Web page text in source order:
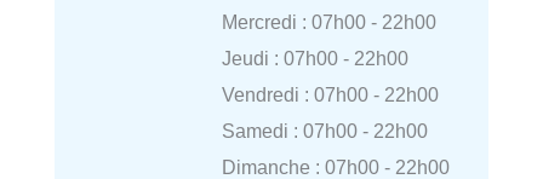
Mercredi : 07h00 - 22h00
Jeudi : 07h00 - 22h00
Vendredi : 07h00 - 22h00
Samedi : 07h00 - 22h00
Dimanche : 07h00 - 22h00